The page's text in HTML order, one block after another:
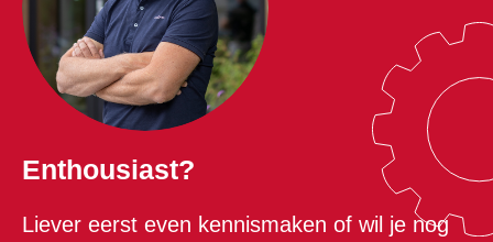
Enthousiast?
Liever eerst even kennismaken of wil je nog